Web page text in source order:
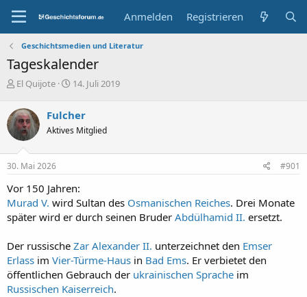
Anmelden Registrieren
Geschichtsmedien und Literatur
Tageskalender
E
s
t
e
l
l
e
El Quijote
E
t
e
l
m
14. Juli 2019
Fulcher
Aktives Mitglied
30. Mai 2026 #901
Vor 150 Jahren:
Murad V. wird Sultan des Osmanischen Reiches. Drei Monate
später wird er durch seinen Bruder Abdülhamid II. ersetzt.
Der russische Zar Alexander II. unterzeichnet den Emser
Erlass im Vier-Türme-Haus in Bad Ems. Er verbietet den
öffentlichen Gebrauch der ukrainischen Sprache im
Russischen Kaiserreich.